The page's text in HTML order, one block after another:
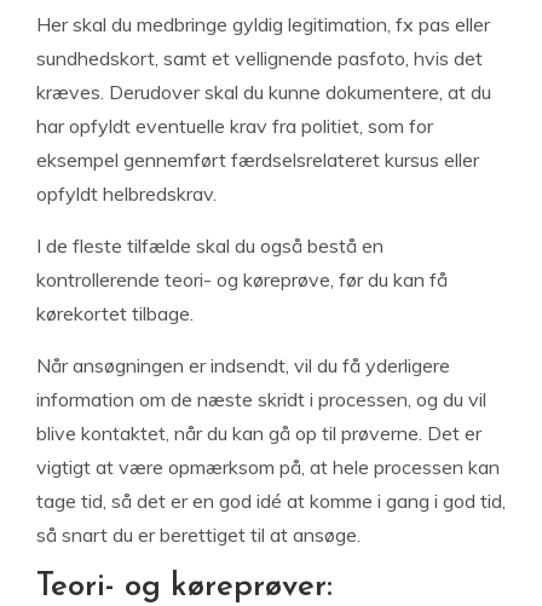
Her skal du medbringe gyldig legitimation, fx pas eller
sundhedskort, samt et vellignende pasfoto, hvis det
kræves. Derudover skal du kunne dokumentere, at du
har opfyldt eventuelle krav fra politiet, som for
eksempel gennemført færdselsrelateret kursus eller
opfyldt helbredskrav.
I de fleste tilfælde skal du også bestå en
kontrollerende teori- og køreprøve, før du kan få
kørekortet tilbage.
Når ansøgningen er indsendt, vil du få yderligere
information om de næste skridt i processen, og du vil
blive kontaktet, når du kan gå op til prøverne. Det er
vigtigt at være opmærksom på, at hele processen kan
tage tid, så det er en god idé at komme i gang i god tid,
så snart du er berettiget til at ansøge.
Teori- og køreprøver: